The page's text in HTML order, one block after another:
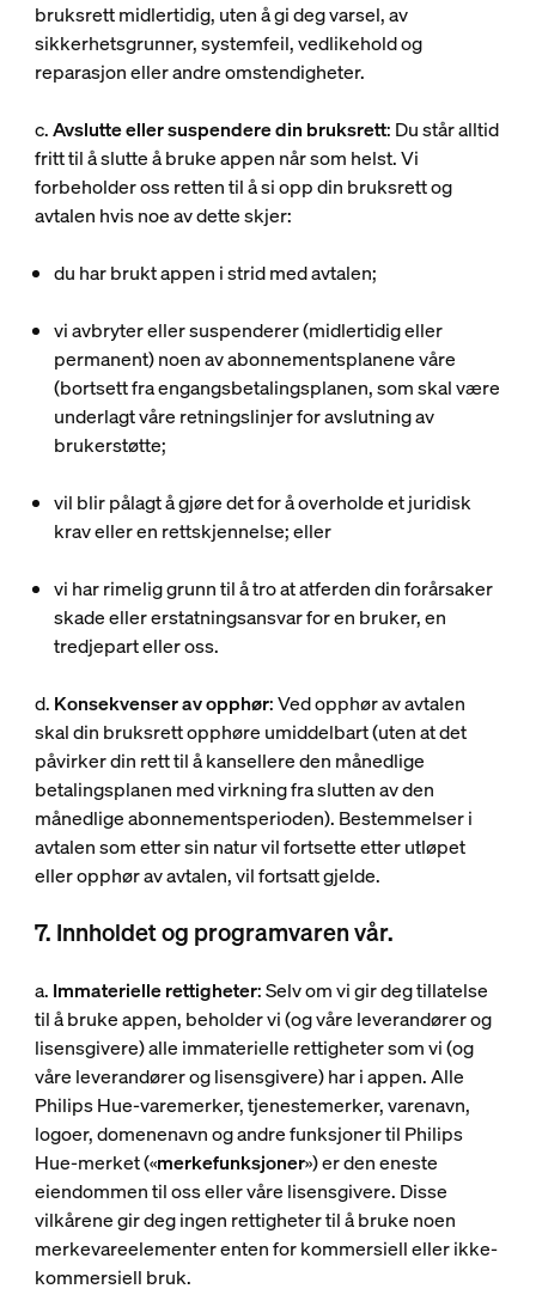
bruksrett midlertidig, uten å gi deg varsel, av
sikkerhetsgrunner, systemfeil, vedlikehold og
reparasjon eller andre omstendigheter.
c.Avslutte eller suspendere din bruksrett: Du står alltid
fritt til å slutte å bruke appen når som helst. Vi
forbeholder oss retten til å si opp din bruksrett og
avtalen hvis noe av dette skjer:
du ​​har brukt appen i strid med avtalen;
vi avbryter eller suspenderer (midlertidig eller
permanent) noen av abonnementsplanene våre
(bortsett fra engangsbetalingsplanen, som skal være
underlagt våre retningslinjer for avslutning av
brukerstøtte;
vil blir pålagt å gjøre det for å overholde et juridisk
krav eller en rettskjennelse; eller
vi har rimelig grunn til å tro at atferden din forårsaker
skade eller erstatningsansvar for en bruker, en
tredjepart eller oss.
d. Konsekvenser av opphør: Ved opphør av avtalen
skal din bruksrett opphøre umiddelbart (uten at det
påvirker din rett til å kansellere den månedlige
betalingsplanen med virkning fra slutten av den
månedlige abonnementsperioden). Bestemmelser i
avtalen som etter sin natur vil fortsette etter utløpet
eller opphør av avtalen, vil fortsatt gjelde.
7. Innholdet og programvaren vår.
a. Immaterielle rettigheter: Selv om vi gir deg tillatelse
til å bruke appen, beholder vi (og våre leverandører og
lisensgivere) alle immaterielle rettigheter som vi (og
våre leverandører og lisensgivere) har i appen. Alle
Philips Hue-varemerker, tjenestemerker, varenavn,
logoer, domenenavn og andre funksjoner til Philips
Hue-merket («merkefunksjoner») er den eneste
eiendommen til oss eller våre lisensgivere. Disse
vilkårene gir deg ingen rettigheter til å bruke noen
merkevareelementer enten for kommersiell eller ikke-
kommersiell bruk.